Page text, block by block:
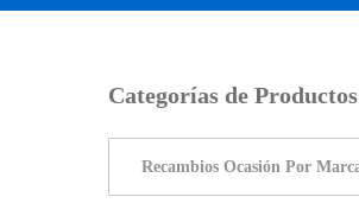
NOSOTROS INFO & BLOG
Categorías de Productos